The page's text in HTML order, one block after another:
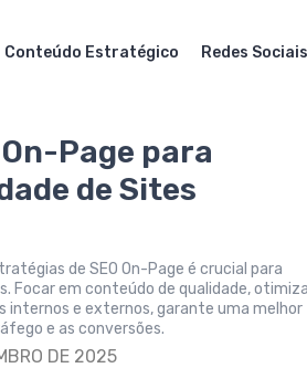
Conteúdo Estratégico Redes Sociais
Page para
de Sites
de SEO On-Page é crucial para
Focar em conteúdo de qualidade,
internos e externos, garante uma melhor
e as conversões.
DE 2025